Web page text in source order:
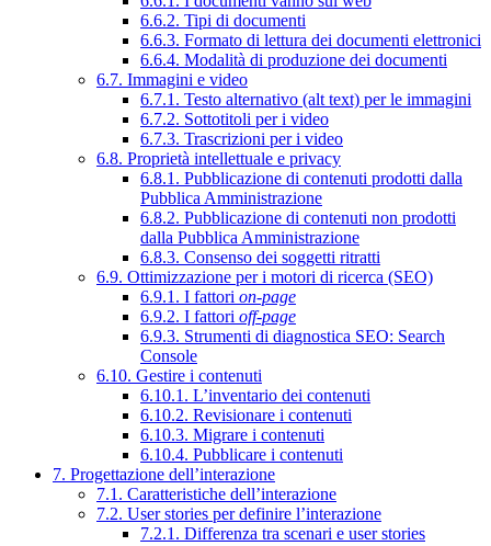
6.6.2. Tipi di documenti
6.6.3. Formato di lettura dei documenti elettronici
6.6.4. Modalità di produzione dei documenti
6.7. Immagini e video
6.7.1. Testo alternativo (alt text) per le immagini
6.7.2. Sottotitoli per i video
6.7.3. Trascrizioni per i video
6.8. Proprietà intellettuale e privacy
6.8.1. Pubblicazione di contenuti prodotti dalla
Pubblica Amministrazione
6.8.2. Pubblicazione di contenuti non prodotti
dalla Pubblica Amministrazione
6.8.3. Consenso dei soggetti ritratti
6.9. Ottimizzazione per i motori di ricerca (SEO)
6.9.1. I fattori on-page
6.9.2. I fattori off-page
6.9.3. Strumenti di diagnostica SEO: Search
Console
6.10. Gestire i contenuti
6.10.1. L’inventario dei contenuti
6.10.2. Revisionare i contenuti
6.10.3. Migrare i contenuti
6.10.4. Pubblicare i contenuti
7. Progettazione dell’interazione
7.1. Caratteristiche dell’interazione
7.2. User stories per definire l’interazione
7.2.1. Differenza tra scenari e user stories